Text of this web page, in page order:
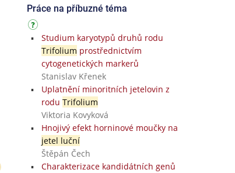
Práce na příbuzné téma
Studium karyotypů druhů rodu
Trifolium prostřednictvím
cytogenetických markerů
Stanislav Křenek
Uplatnění minoritních jetelovin z
rodu Trifolium
Viktoria Kovyková
Hnojivý efekt horninové moučky na
jetel luční
Štěpán Čech
Charakterizace kandidátních genů